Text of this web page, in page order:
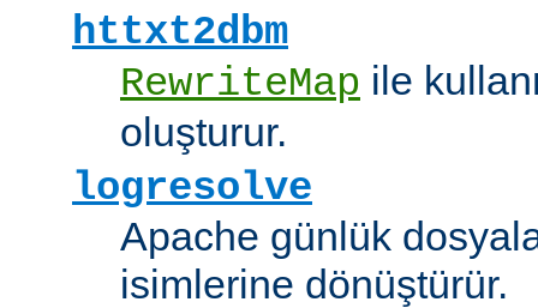
httxt2dbm
RewriteMap ile
oluşturur.
logresolve
Apache günlük
isimlerine dönüştürür.